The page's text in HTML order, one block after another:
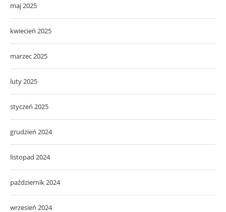
maj 2025
kwiecień 2025
marzec 2025
luty 2025
styczeń 2025
grudzień 2024
listopad 2024
październik 2024
wrzesień 2024